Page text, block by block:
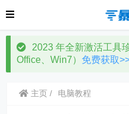
2023 年全新激活工具
Office、Win7） 免费获取
主页 电脑教程